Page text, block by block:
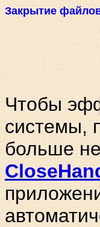
Закрытие
Чтобы
системы,
больше